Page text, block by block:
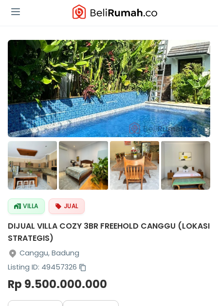
VILLA JUAL
DIJUAL VILLA COZY 3BR FREEHOLD CANGGU (LOKASI
STRATEGIS)
Canggu, Badung
Listing ID: 49457326
Rp 9.500.000.000